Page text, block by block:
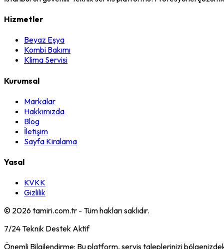
Hizmetler
Beyaz Eşya
Kombi Bakımı
Klima Servisi
Kurumsal
Markalar
Hakkımızda
Blog
İletişim
Sayfa Kiralama
Yasal
KVKK
Gizlilik
© 2026tamiri.com.tr - Tüm hakları saklıdır.
7/24 Teknik Destek Aktif
Önemli Bilgilendirme: Bu platform, servis taleplerinizi